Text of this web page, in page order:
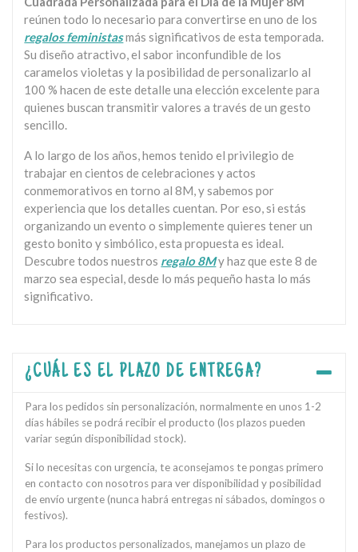
reúnen todo lo necesario para convertirse en uno de los
regalos feministasmás significativos de esta temporada.
Su diseño atractivo, el sabor inconfundible de los
caramelos violetas y la posibilidad de personalizarlo al
100 % hacen de este detalle una elección excelente para
quienes buscan transmitir valores a través de un gesto
sencillo.
A lo largo de los años, hemos tenido el privilegio de
trabajar en cientos de celebraciones y actos
conmemorativos en torno al 8M, y sabemos por
experiencia que los detalles cuentan. Por eso, si estás
organizando un evento o simplemente quieres tener un
gesto bonito y simbólico, esta propuesta es ideal.
Descubre todos nuestros regalo 8My haz que este 8 de
marzo sea especial, desde lo más pequeño hasta lo más
significativo.
¿CUÁL ES EL PLAZO DE ENTREGA?
Para los pedidos sin personalización, normalmente en unos 1-2
días hábiles se podrá recibir el producto (los plazos pueden
variar según disponibilidad stock).
Si lo necesitas con urgencia, te aconsejamos te pongas primero
en contacto con nosotros para ver disponibilidad y posibilidad
de envío urgente (nunca habrá entregas ni sábados, domingos o
festivos).
Para los productos personalizados, manejamos un plazo de